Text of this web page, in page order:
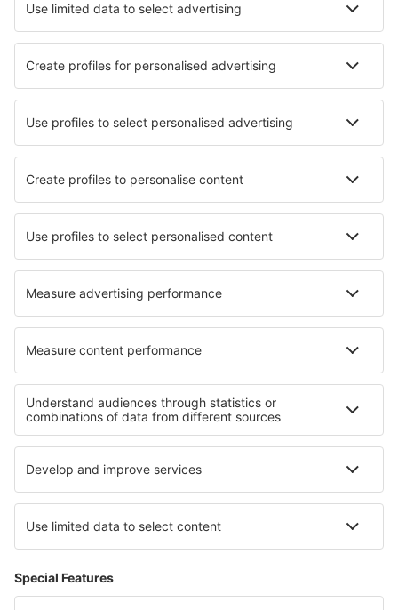
Die besten Unterkünfte - Städte
Unterkunft in Lemon Tree Passage
Unterkunft in Bhaktapur Unterkunft in Martil
Unterkunft in El Guelati Unterkunft in Prats
Unterkunft in Straelen
Unterkunft an der Makarska Riviera Unterkunft auf Korcula
Unterkunft auf Hvar Unterkunft in Istrien
Unterkunft in Guatemala Unterkunft in Campeche
Unterkunft in Arc Unterkunft im Wildreservat Karongwe
Unterkunft in Saltfjellet-Svartisen-Nationalpark